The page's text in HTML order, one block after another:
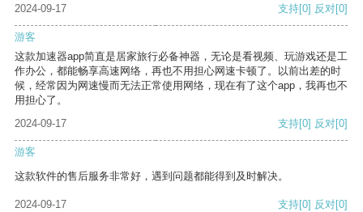
2024-09-17 支持[0] 反对[0]
游客
这款加速器app简直是居家旅行必备神器，无论是看视频、玩游戏还是工
作办公，都能畅享高速网络，再也不用担心网速卡顿了。以前出差的时
候，经常因为网速慢而无法正常使用网络，现在有了这个app，我再也不
用担心了。
2024-09-17
支持[0] 反对[0]
游客
这款软件的售后服务非常好，遇到问题都能得到及时解决。
2024-09-17 支持[0] 反对[0]